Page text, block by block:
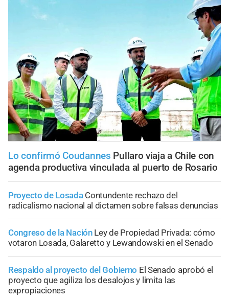
Lo confirmó Coudannes Pullaro viaja a Chile con
agenda productiva vinculada al puerto de Rosario
Proyecto de Losada Contundente rechazo del
radicalismo nacional al dictamen sobre falsas denuncias
Congreso de la Nación Ley de Propiedad Privada: cómo
votaron Losada, Galaretto y Lewandowski en el Senado
Respaldo al proyecto del Gobierno El Senado aprobó el
proyecto que agiliza los desalojos y limita las
expropiaciones